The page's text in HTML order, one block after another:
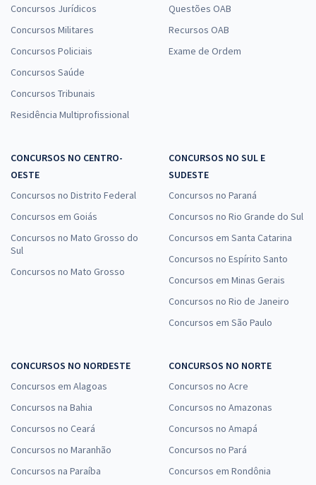
Concursos Jurídicos
Concursos Militares
Concursos Policiais
Concursos Saúde
Concursos Tribunais
Residência Multiprofissional
Questões OAB
Recursos OAB
Exame de Ordem
CONCURSOS NO CENTRO-
OESTE
Concursos no Distrito Federal
Concursos em Goiás
Concursos no Mato Grosso do
Sul
Concursos no Mato Grosso
CONCURSOS NO SUL E
SUDESTE
Concursos no Paraná
Concursos no Rio Grande do Sul
Concursos em Santa Catarina
Concursos no Espírito Santo
Concursos em Minas Gerais
Concursos no Rio de Janeiro
Concursos em São Paulo
CONCURSOS NO NORDESTE
Concursos em Alagoas
Concursos na Bahia
Concursos no Ceará
Concursos no Maranhão
Concursos na Paraíba
CONCURSOS NO NORTE
Concursos no Acre
Concursos no Amazonas
Concursos no Amapá
Concursos no Pará
Concursos em Rondônia